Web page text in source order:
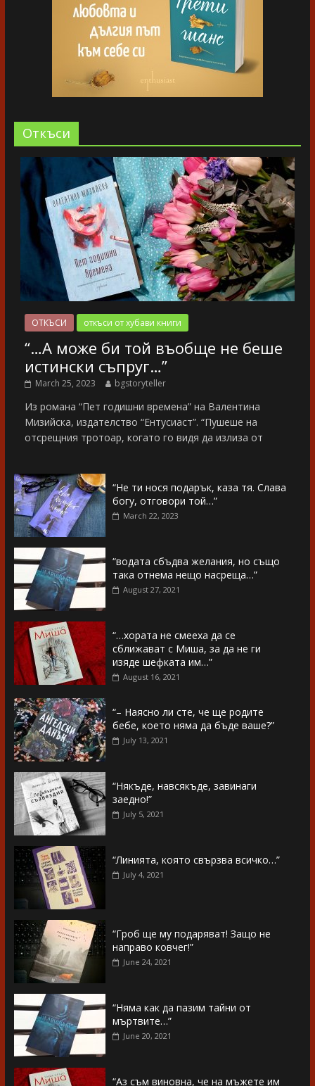
Oткъси
ОТКЪСИ откъси от хубави книги
“…А може би той въобще не беше
истински съпруг…”
March 25, 2023 bgstoryteller
Из романа “Пет годишни времена” на Валентина
Мизийска, издателство “Ентусиаст”. “Пушеше на
отсрещния тротоар, когато го видя да излиза от
“Не ти нося подарък, каза тя. Слава
богу, отговори той…”
March 22, 2023
“водата сбъдва желания, но също
така отнема нещо насреща…”
August 27, 2021
“…хората не смееха да се
сближават с Миша, за да не ги
изяде шефката им…”
August 16, 2021
“– Наясно ли сте, че ще родите
бебе, което няма да бъде ваше?”
July 13, 2021
“Някъде, навсякъде, завинаги
заедно!”
July 5, 2021
“Линията, която свързва всичко…”
July 4, 2021
“Гроб ще му подаряват! Защо не
направо ковчег!”
June 24, 2021
“Няма как да пазим тайни от
мъртвите…”
June 20, 2021
“Аз съм виновна, че на мъжете им